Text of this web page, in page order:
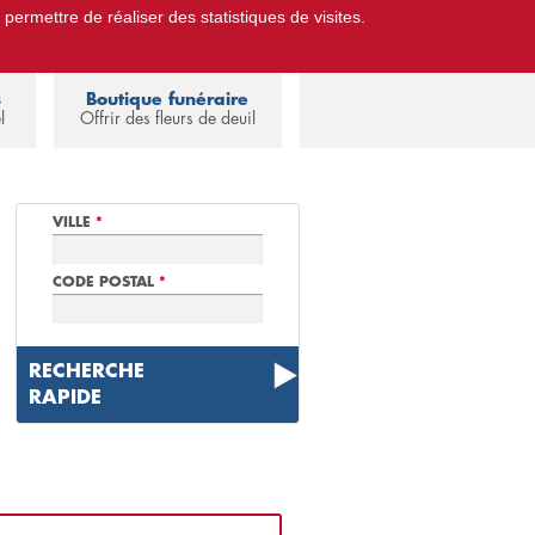
Funèbres. Espace familles
Boutique funéraire
Offrir des fleurs de deuil
VILLE *
CODE POSTAL *
RECHERCHE
RAPIDE
de réaliser des statistiques de visites.